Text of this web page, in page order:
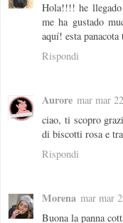
Hola!!!! he
me ha gustado
aquí! esta
Rispondi
Aurore mar mar
ciao, ti scopro
di biscotti rosa e
Rispondi
Morena mar mar
Buona la panna